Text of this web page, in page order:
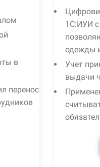
в
перенос
1С:ИУИ с
одежды
Учет
выдачи